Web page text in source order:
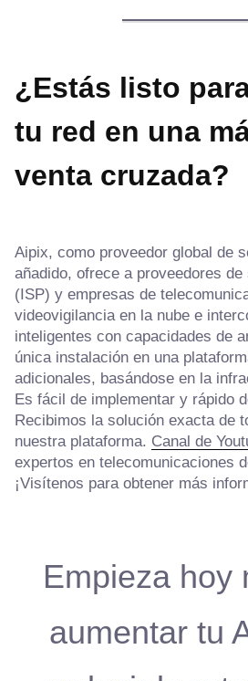
¿Estás listo
tu red en una
venta cruzada?
Aipix, como proveedor global de
añadido, ofrece a proveedores
(ISP) y empresas de
videovigilancia en la nube e
inteligentes con capacidades de
única instalación en una
adicionales, basándose en la
Es fácil de implementar y rápido
Recibimos la solución exacta de
nuestra plataforma. Canal de
expertos en telecomunicaciones
¡Visítenos para obtener más
Empieza hoy
aumentar tu